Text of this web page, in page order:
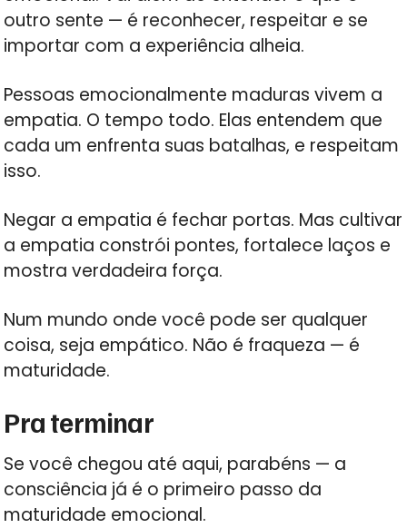
outro sente — é reconhecer, respeitar e se
importar com a experiência alheia.
Pessoas emocionalmente maduras vivem a
empatia. O tempo todo. Elas entendem que
cada um enfrenta suas batalhas, e respeitam
isso.
Negar a empatia é fechar portas. Mas cultivar
a empatia constrói pontes, fortalece laços e
mostra verdadeira força.
Num mundo onde você pode ser qualquer
coisa, seja empático. Não é fraqueza — é
maturidade.
Pra terminar
Se você chegou até aqui, parabéns — a
consciência já é o primeiro passo da
maturidade emocional.